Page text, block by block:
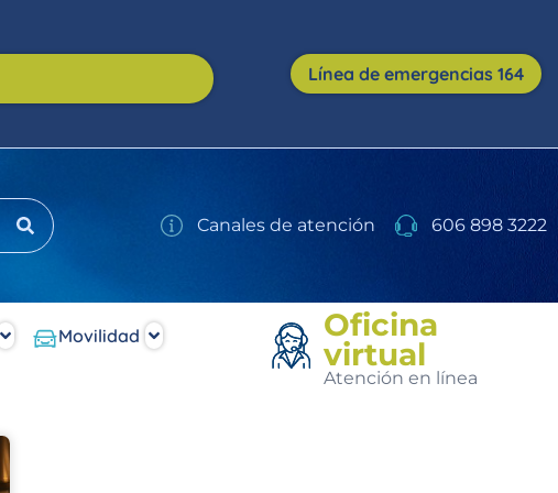
Línea de emergencias 164
Canales de atención 606 898 3222
Movilidad
Oficina
virtual
Atención en línea